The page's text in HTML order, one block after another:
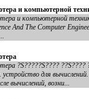
и компьютерной
и компьютерной
And The Computer
?S?????S????
устройство для
вычислений, возни...